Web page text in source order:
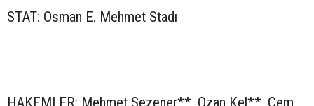
STAT: Osman E. Mehmet Stadı
HAKEMLER: Mehmet Sezener**, Ozan Kel**, Cem